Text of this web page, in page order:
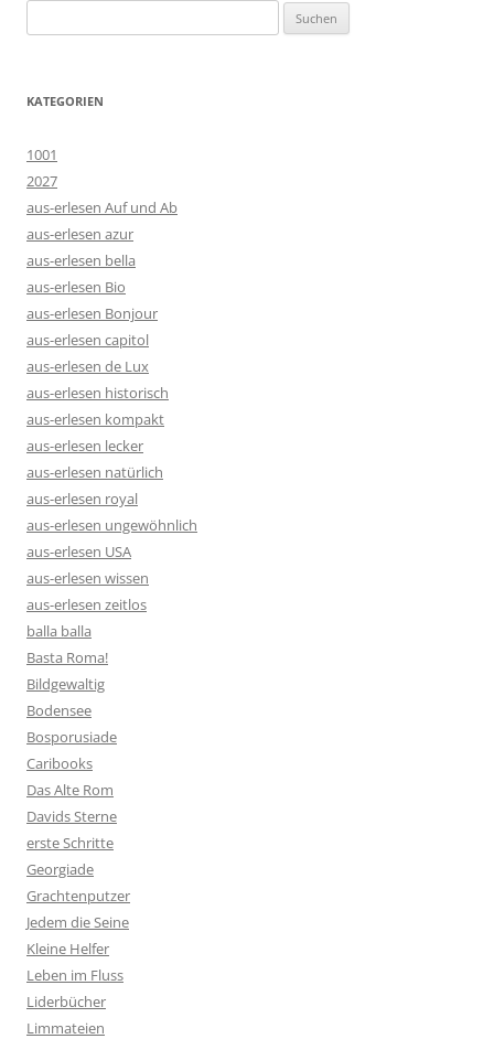
nach:
KATEGORIEN
1001
2027
aus-erlesen Auf und Ab
aus-erlesen azur
aus-erlesen bella
aus-erlesen Bio
aus-erlesen Bonjour
aus-erlesen capitol
aus-erlesen de Lux
aus-erlesen historisch
aus-erlesen kompakt
aus-erlesen lecker
aus-erlesen natürlich
aus-erlesen royal
aus-erlesen ungewöhnlich
aus-erlesen USA
aus-erlesen wissen
aus-erlesen zeitlos
balla balla
Basta Roma!
Bildgewaltig
Bodensee
Bosporusiade
Caribooks
Das Alte Rom
Davids Sterne
erste Schritte
Georgiade
Grachtenputzer
Jedem die Seine
Kleine Helfer
Leben im Fluss
Liderbücher
Limmateien